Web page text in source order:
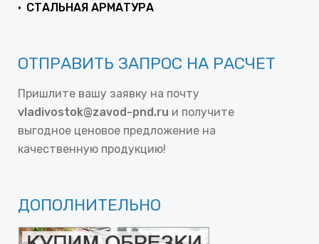
СТАЛЬНАЯ АРМАТУРА
ОТПРАВИТЬ ЗАПРОС НА РАСЧЕТ
Пришлите вашу заявку на почту
vladivostok@zavod-pnd.ru и получите
выгодное ценовое предложение на
качественную продукцию!
ДОПОЛНИТЕЛЬНО